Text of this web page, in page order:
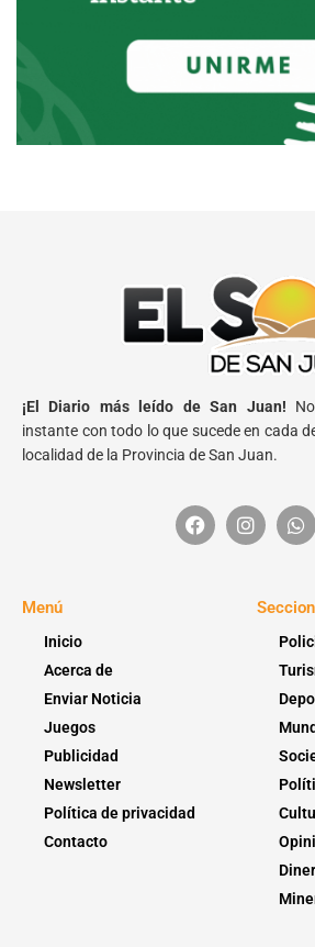
¡El Diario más leído de San Juan!
instante con todo lo que sucede en cada
localidad de la Provincia de San Juan.
Menú
Inicio
Acerca de
Enviar Noticia
Juegos
Publicidad
Newsletter
Política de privacidad
Contacto